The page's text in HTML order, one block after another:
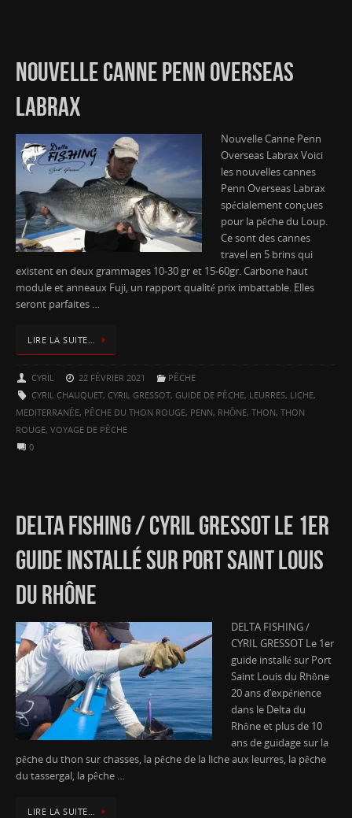
NOUVELLE CANNE PENN OVERSEAS
LABRAX
Nouvelle Canne Penn
Overseas Labrax Voici
les nouvelles cannes
Penn Overseas Labrax
spécialement conçues
pour la pêche du Loup.
Ce sont des cannes
travel en 5 brins qui
existent en deux grammages 10-30 gr et 15-60gr. Carbone haut
module et anneaux Fuji, un rapport qualité prix imbattable. Elles
seront parfaites …
LIRE LA SUITE…
CYRIL 22 FÉVRIER 2021
PÊCHE
CYRIL CHAUQUET, CYRIL GRESSOT, GUIDE DE PÊCHE, LEURRES, LICHE,
MEDITERRANÉE, PÊCHE DU THON ROUGE, PENN, RHÔNE, THON, THON
ROUGE, VOYAGE DE PÊCHE
0
DELTA FISHING / CYRIL GRESSOT LE 1ER
GUIDE INSTALLÉ SUR PORT SAINT LOUIS
DU RHÔNE
DELTA FISHING /
CYRIL GRESSOT Le 1er
guide installé sur Port
Saint Louis du Rhône
20 ans d’expérience
dans le Delta du
Rhône et plus de 10
ans de guidage sur la
pêche du thon sur chasses, la pêche de la liche aux leurres, la pêche
du tassergal, la pêche …
LIRE LA SUITE…